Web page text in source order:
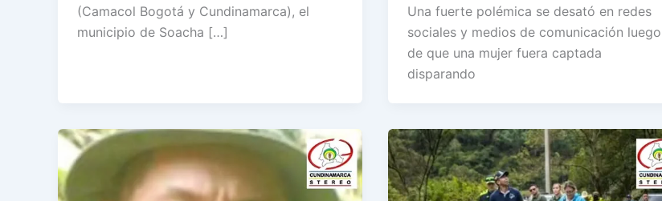
(Camacol Bogotá y Cundinamarca), el
municipio de Soacha […]
Una fuerte polémica se desató en redes
sociales y medios de comunicación luego
de que una mujer fuera captada
disparando